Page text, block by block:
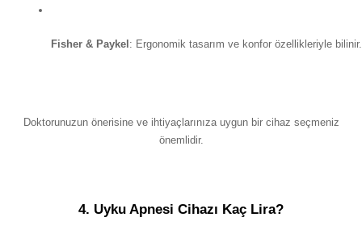
Fisher & Paykel : Ergonomik tasarım ve konfor özellikleriyle bilinir.
Doktorunuzun önerisine ve ihtiyaçlarınıza uygun bir cihaz seçmeniz
önemlidir.
4. Uyku Apnesi Cihazı Kaç Lira?